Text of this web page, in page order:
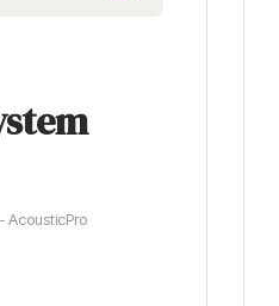
AcousticPro